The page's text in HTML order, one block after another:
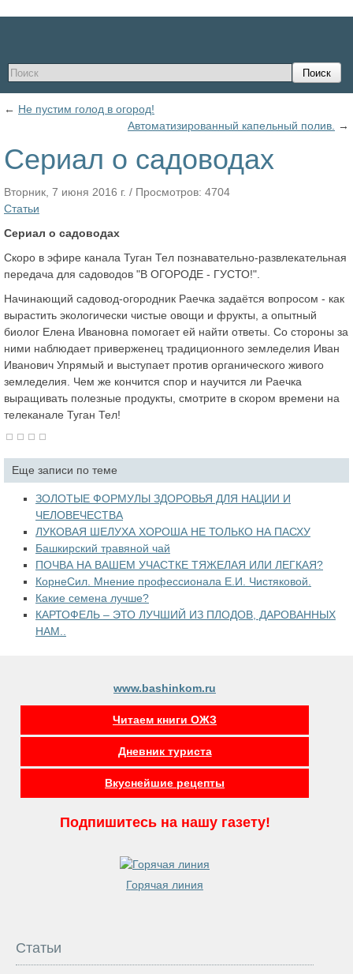
Поиск
← Не пустим голод в огород!
Автоматизированный капельный полив.
→
Сериал о садоводах
Вторник, 7 июня 2016 г. / Просмотров: 4704
Статьи
Сериал о садоводах
Скоро в эфире канала Туган Тел познавательно-развлекательная
передача для садоводов "В ОГОРОДЕ - ГУСТО!".
Начинающий садовод-огородник Раечка задаётся вопросом - как
вырастить экологически чистые овощи и фрукты, а опытный
биолог Елена Ивановна помогает ей найти ответы. Со стороны за
ними наблюдает приверженец традиционного земледелия Иван
Иванович Упрямый и выступает против органического живого
земледелия. Чем же кончится спор и научится ли Раечка
выращивать полезные продукты, смотрите в скором времени на
телеканале Туган Тел!
Еще записи по теме
ЗОЛОТЫЕ ФОРМУЛЫ ЗДОРОВЬЯ ДЛЯ НАЦИИ И
ЧЕЛОВЕЧЕСТВА
ЛУКОВАЯ ШЕЛУХА ХОРОША НЕ ТОЛЬКО НА ПАСХУ
Башкирский травяной чай
ПОЧВА НА ВАШЕМ УЧАСТКЕ ТЯЖЕЛАЯ ИЛИ ЛЕГКАЯ?
КорнеСил. Мнение профессионала Е.И. Чистяковой.
Какие семена лучше?
КАРТОФЕЛЬ – ЭТО ЛУЧШИЙ ИЗ ПЛОДОВ, ДАРОВАННЫХ
НАМ..
www.bashinkom.ru
Читаем книги ОЖЗ
Дневник туриста
Вкуснейшие рецепты
Подпишитесь на нашу газету!
Горячая линия
Статьи